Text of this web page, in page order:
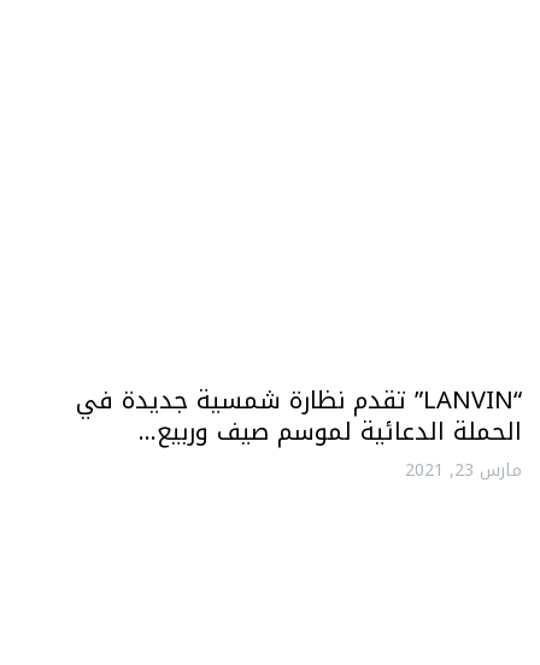
“LANVIN” تقدم نظارة شمسية جديدة في
الحملة الدعائية لموسم صيف وربيع…
مارس 23, 2021